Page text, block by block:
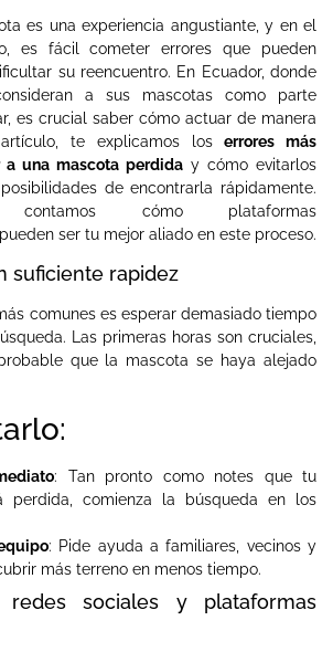
es una experiencia angustiante, y en el
es fácil cometer errores que pueden
su reencuentro. En Ecuador, donde
a sus mascotas como parte
es crucial saber cómo actuar de manera
te explicamos loserrores más
a una mascota perdida y cómo evitarlos
de encontrarla rápidamente.
cómo plataformas
pueden ser tu mejor aliado en este proceso.
suficiente rapidez
comunes es esperar demasiado tiempo
Las primeras horas son cruciales,
que la mascota se haya alejado
: Tan pronto como notes que tu
perdida, comienza la búsqueda en los
: Pide ayuda a familiares, vecinos y
más terreno en menos tiempo.
sociales y plataformas